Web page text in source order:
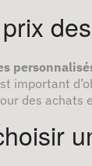
important
des achats